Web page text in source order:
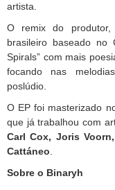
artista.
O remix do
brasileiro baseado no
Spirals” com mais
focando nas
poslúdio.
O EP foi masterizado
que já trabalhou com
Carl Cox, Joris
Cattáneo
Sobre o Binaryh